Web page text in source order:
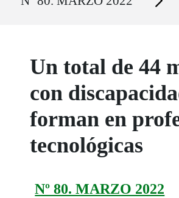
Un total de 44
con
forman en
tecnológicas
Nº 80. MARZO 2022